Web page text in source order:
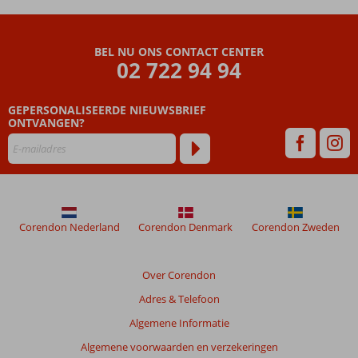
naar Molyvos
BEL NU ONS CONTACT CENTER
02 722 94 94
GEPERSONALISEERDE NIEUWSBRIEF
ONTVANGEN?
Over Corendon
Adres & Telefoon
Algemene Informatie
Algemene voorwaarden en verzekeringen
Corendon Nederland Corendon Denmark Corendon Zweden